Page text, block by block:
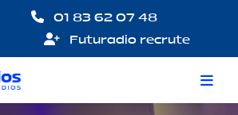
01 83 62 07 48
Futuradio recrute